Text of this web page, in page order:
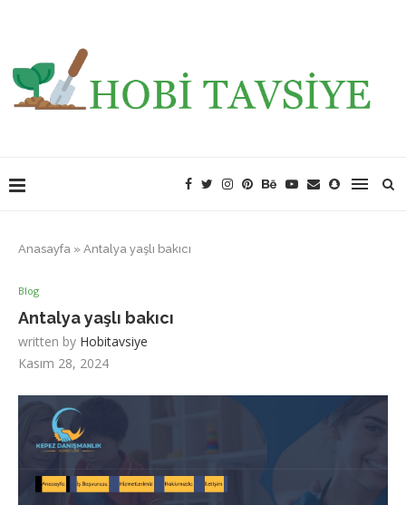
Anasayfa » Antalya yaşlı bakıcı
Blog
Antalya yaşlı bakıcı
written by Hobitavsiye
Kasım 28, 2024